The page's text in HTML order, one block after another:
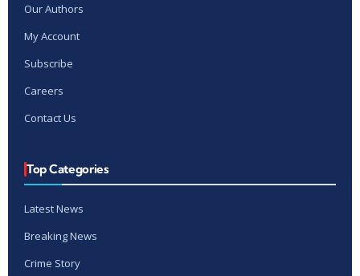
Our Authors
My Account
Subscribe
Careers
Contact Us
Top Categories
Latest News
Breaking News
Crime Story